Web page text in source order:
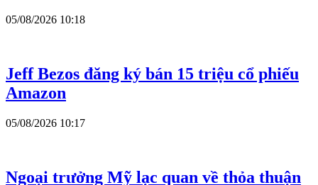
05/08/2026 10:18
Jeff Bezos đăng ký bán 15 triệu cổ phiếu
Amazon
05/08/2026 10:17
Ngoại trưởng Mỹ lạc quan về thỏa thuận